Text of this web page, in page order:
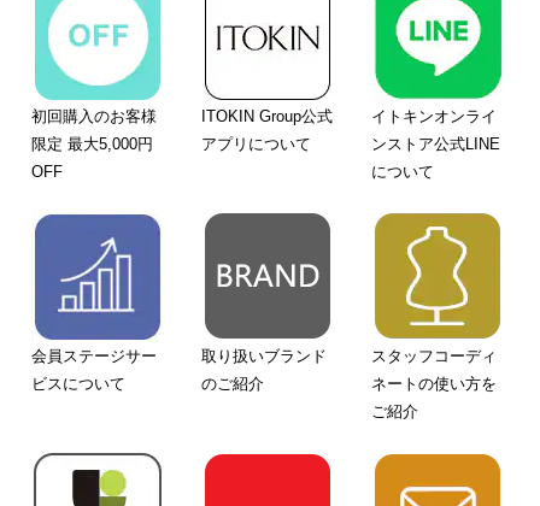
初回購入のお客様
限定 最大5,000円
OFF
ITOKIN Group公式
アプリについて
イトキンオンライ
ンストア公式LINE
について
会員ステージサー
ビスについて
取り扱いブランド
のご紹介
スタッフコーディ
ネートの使い方を
ご紹介